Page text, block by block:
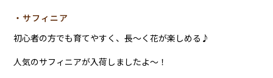
・サフィニア
初心者の方でも育てやすく、長～く花が楽しめる♪
人気のサフィニアが入荷しましたよ～！